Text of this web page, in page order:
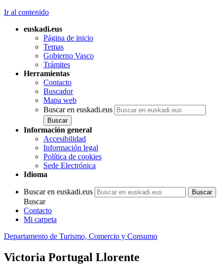
Ir al contenido
euskadi.eus
Página de inicio
Temas
Gobierno Vasco
Trámites
Herramientas
Contacto
Buscador
Mapa web
Buscar en euskadi.eus
Información general
Accesibilidad
Información legal
Política de cookies
Sede Electrónica
Idioma
Buscar en euskadi.eus
Buscar
Contacto
Mi carpeta
Departamento de Turismo, Comercio y Consumo
Victoria Portugal Llorente